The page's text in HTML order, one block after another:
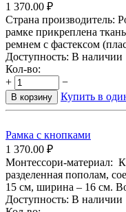
1 370.00 ₽
Страна производитель:
рамке прикреплена
ремнем с фастексом
Доступность: В наличии
Кол-во:
+
−
В корзину Купить в
Рамка с кнопками
1 370.00 ₽
Монтессори-материал:
разделенная пополам,
15 см, ширина – 16 см.
Доступность: В наличии